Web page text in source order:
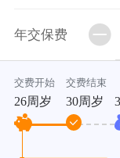
年交保费
交费开始
26周岁
交费结束
30周岁